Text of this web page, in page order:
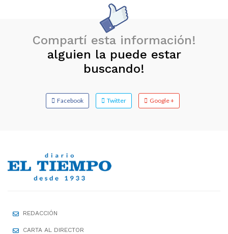
Compartí esta información!
alguien la puede estar
buscando!
Facebook Twitter Google +
REDACCIÓN
CARTA AL DIRECTOR